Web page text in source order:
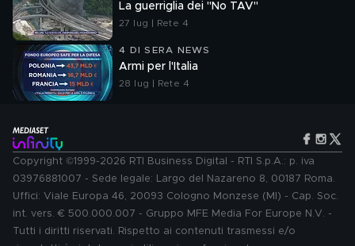
La guerriglia dei "No TAV"
27 lug | Rete 4
4 DI SERA NEWS
Armi per l'Italia
28 lug | Rete 4
Copyright ©1999-2026 RTI Business Digital - RTI S.p.A.: p. iva
03976881007 - Sede legale: Largo del Nazareno 8, 00187 Roma.
Uffici: Viale Europa 46, 20093 Cologno Monzese (MI) - Cap. Soc.
int. vers. € 500.000.007 - Gruppo MFE Media For Europe N.V. -
Tutti i diritti riservati. Rispetto ai contenuti trasmessi e/o